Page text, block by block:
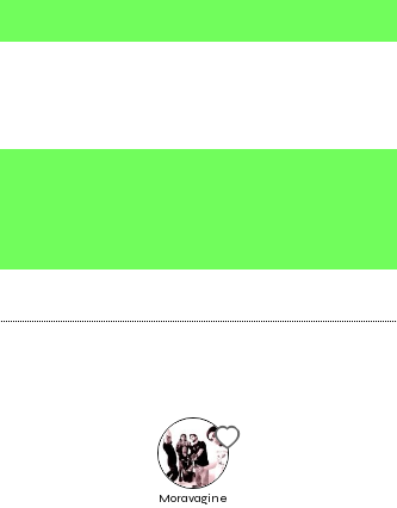
2023: i 100 nomi dell'anno della
musica italianaMoravagine